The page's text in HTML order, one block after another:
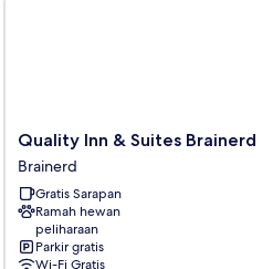
Quality
Inn
&
Suites
Brainerd
Brainerd
Quality Inn & Suites Brainerd
Brainerd
Gratis Sarapan
Ramah hewan
peliharaan
Parkir gratis
Wi-Fi Gratis